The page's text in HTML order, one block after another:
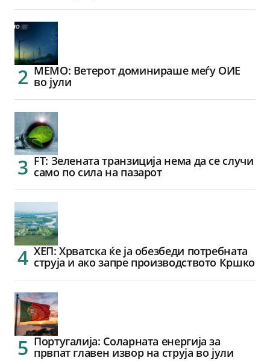
МЕМО: Ветерот доминираше меѓу ОИЕ
во јули
FT: Зелената транзиција нема да се случи
само по сила на пазарот
ХЕП: Хрватска ќе ја обезбеди потребната
струја и ако запре производството Кршко
Португалија: Соларната енергија за
првпат главен извор на струја во јули